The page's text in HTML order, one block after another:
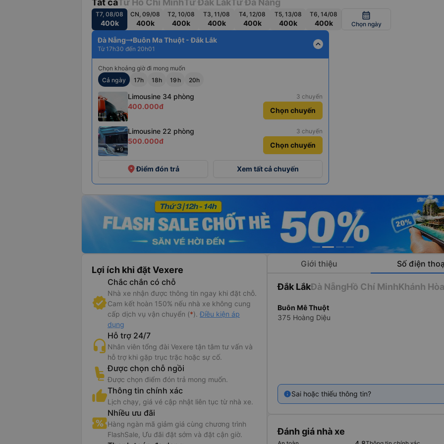
Tất cảTừ Hồ Chí MinhTừ Đắk LắkTừ Đà Nẵng
T7, 08/08
400k
CN, 09/08
400k
T2, 10/08
400k
T3, 11/08
400k
T4, 12/08
400k
T5, 13/08
400k
T6, 14/08
400k
calendar_month
Chọn ngày
Đà Nẵng Buôn Ma Thuột - Đắk Lắk
Từ 17h30 đến 20h01 expand_less
Chọn khoảng giờ đi mong muốn
Cả ngày
17h 18h 19h 20h
+5
Limousine 34 phòng 3 chuyến
400.000đ Chọn chuyến
+9
Limousine 22 phòng 3 chuyến
500.000đ Chọn chuyến
placeĐiểm đón trả Xem tất cả chuyến
Lợi ích khi đặt Vexere
Chắc chắn có chỗ
Nhà xe nhận được thông tin ngay khi đặt chỗ.
Cam kết hoàn 150% nếu nhà xe không cung
cấp dịch vụ vận chuyển (*). Điều kiện áp
dụng
Hỗ trợ 24/7
Nhân viên tổng đài Vexere tận tâm tư vấn và
hỗ trợ khi gặp trục trặc hoặc sự cố.
Được chọn chỗ ngồi
Được chọn điểm đón trả mong muốn.
Thông tin chính xác
Lịch chạy, giá vé cập nhật liên tục từ nhà xe.
Nhiều ưu đãi
Hàng ngàn mã giảm giá cùng chương trình
FlashSale, Ưu đãi đặt sớm và đặt cận giờ.
Giới thiệu Số điện
bán vé trực tuyến xe giường nằm Thái Sơn đi Dak Lak từ Sài Gòn
xe giường nằm Thái Sơn đi Dak Lak từ Sài Gòn với giá thấp nhất tại
đi Buôn Mê Thuột là nhà xe có kinh nghiệm lâu năm. Được đông đảo hành khách tin tưởng và
tín chất lượng trong nhiều năm liền, chúng tôi tự hào là người bạn đồng hành đáng tin cậy
xe chạy hàng ngày, hành khách khi sử dụng dịch vụ xe của nhà xe hoàn toàn có thể chủ
thời gian. Với phương châm sự thoải mái an toàn của hành khách là thành công của doanh
nhà xe Thái Sơn luôn quan tâm thái độ phục vụ của đội ngũ nhân viên đối với hành khách,
khách sẽ được phục vụ tận tình chu đáo. Ngoài ra, đội ngũ lái xe của nhà xe đều là những
có kinh nghiệm cũng như tinh thần trách nhiệm cao, chắc chắn sẽ mang đến cho hành
Đắk LắkĐà NẵngHồ Chí MinhKhánh Hòa
Buôn Mê Thuột
375 Hoàng Diệu
Sai hoặc thiếu thông tin?
Đánh giá nhà xe